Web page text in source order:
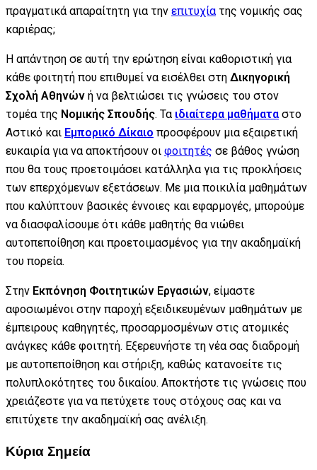
πραγματικά απαραίτητη για την επιτυχίατης νομικής σας
καριέρας;
Η απάντηση σε αυτή την ερώτηση είναι καθοριστική για
κάθε φοιτητή που επιθυμεί να εισέλθει στη Δικηγορική
Σχολή Αθηνών ή να βελτιώσει τις γνώσεις του στον
τομέα της Νομικής Σπουδής. Τα ιδιαίτερα μαθήματα στο
Αστικό και Εμπορικό Δίκαιο προσφέρουν μια εξαιρετική
ευκαιρία για να αποκτήσουν οι φοιτητές σε βάθος γνώση
που θα τους προετοιμάσει κατάλληλα για τις προκλήσεις
των επερχόμενων εξετάσεων. Με μια ποικιλία μαθημάτων
που καλύπτουν βασικές έννοιες και εφαρμογές, μπορούμε
να διασφαλίσουμε ότι κάθε μαθητής θα νιώθει
αυτοπεποίθηση και προετοιμασμένος για την ακαδημαϊκή
του πορεία.
Στην Εκπόνηση Φοιτητικών Εργασιών, είμαστε
αφοσιωμένοι στην παροχή εξειδικευμένων μαθημάτων με
έμπειρους καθηγητές, προσαρμοσμένων στις ατομικές
ανάγκες κάθε φοιτητή. Εξερευνήστε τη νέα σας διαδρομή
με αυτοπεποίθηση και στήριξη, καθώς κατανοείτε τις
πολυπλοκότητες του δικαίου. Αποκτήστε τις γνώσεις που
χρειάζεστε για να πετύχετε τους στόχους σας και να
επιτύχετε την ακαδημαϊκή σας ανέλιξη.
Κύρια Σημεία